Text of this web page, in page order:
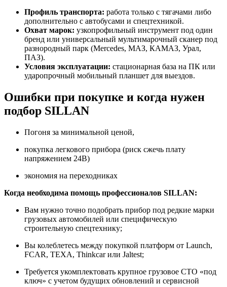
Профиль транспорта: работа только с тягачами либо
дополнительно с автобусами и спецтехникой.
Охват марок: узкопрофильный инструмент под один
бренд или универсальный мультимарочный сканер под
разнородный парк (Mercedes, МАЗ, КАМАЗ, Урал,
ПАЗ).
Условия эксплуатации: стационарная база на ПК или
ударопрочный мобильный планшет для выездов.
Ошибки при покупке и когда нужен
подбор SILLAN
Погоня за минимальной ценой,
покупка легкового прибора (риск сжечь плату
напряжением 24В)
экономия на переходниках
Когда необходима помощь профессионалов SILLAN:
Вам нужно точно подобрать прибор под редкие марки
грузовых автомобилей или специфическую
строительную спецтехнику;
Вы колеблетесь между покупкой платформ от Launch,
FCAR, TEXA, Thinkcar или Jaltest;
Требуется укомплектовать крупное грузовое СТО «под
ключ» с учетом будущих обновлений и сервисной